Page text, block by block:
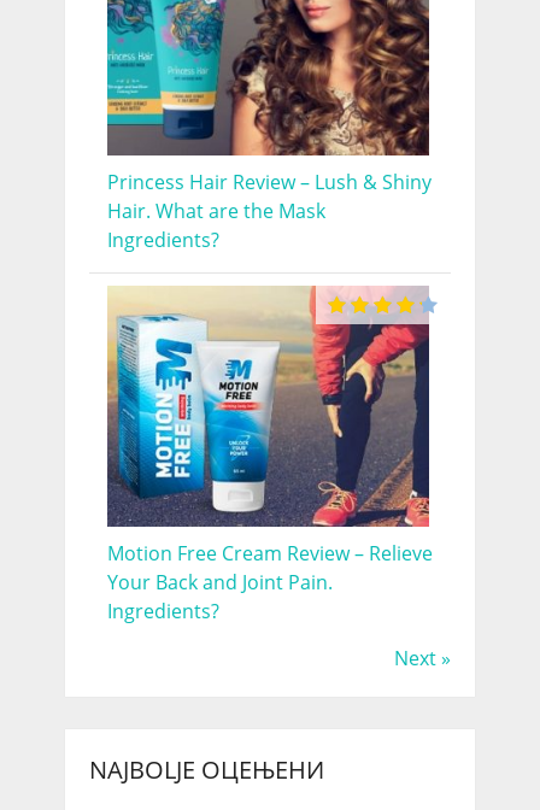
Princess Hair Review – Lush & Shiny
Hair. What are the Mask
Ingredients?
Motion Free Cream Review – Relieve
Your Back and Joint Pain.
Ingredients?
Next »
NAJBOLJE ОЦЕЊЕНИ